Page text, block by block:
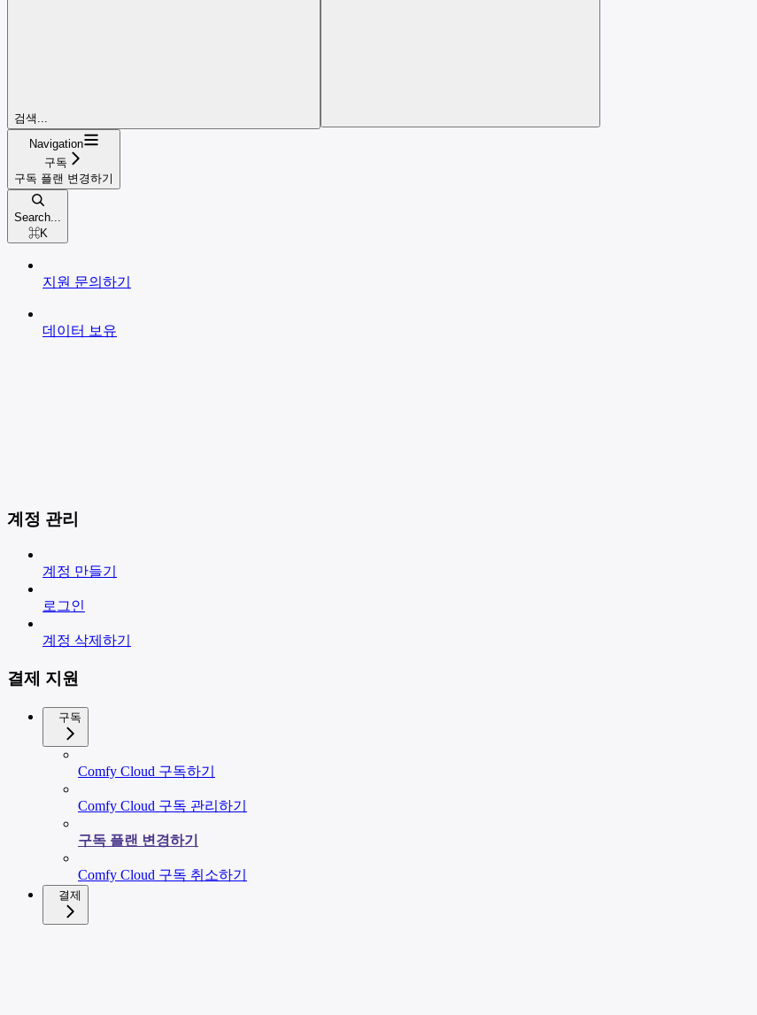
검색...
Navigation
구독
구독 플랜 변경하기
Search...
⌘K
지원 문의하기
데이터 보유
계정 관리
계정 만들기
로그인
계정 삭제하기
결제 지원
구독
Comfy Cloud 구독하기
Comfy Cloud 구독 관리하기
구독 플랜 변경하기
Comfy Cloud 구독 취소하기
결제